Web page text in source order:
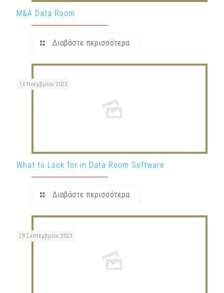
M&A Data Room
Διαβάστε περισσότερα
14 Νοεμβρίου 2023
What to Look for in Data Room Software
Διαβάστε περισσότερα
28 Σεπτεμβρίου 2023